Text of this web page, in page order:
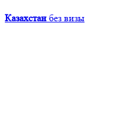
Казахстан без визы